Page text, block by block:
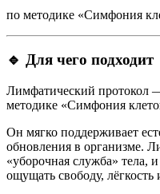
по методике «Симфония
🔹 Для чего подходит
Лимфатический протокол
методике «Симфония
Он мягко поддерживает
обновления в организме.
«уборочная служба» тела,
ощущать свободу, лёгкость